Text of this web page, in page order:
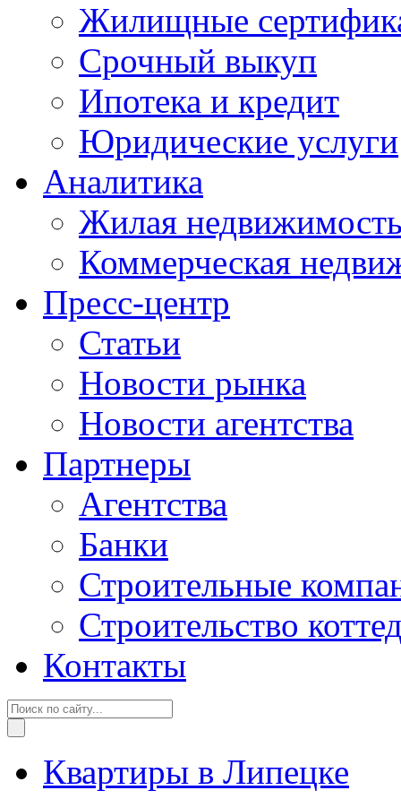
Жилищные
Срочный выкуп
Ипотека и кредит
Юридические услуги
Аналитика
Жилая
Коммерческая
Пресс-центр
Статьи
Новости рынка
Новости агентства
Партнеры
Агентства
Банки
Строительные
Строительство
Контакты
Квартиры в Липецке